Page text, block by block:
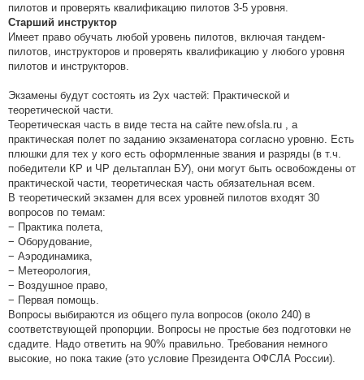
пилотов и проверять квалификацию пилотов 3-5 уровня.
Старший инструктор
Имеет право обучать любой уровень пилотов, включая тандем-
пилотов, инструкторов и проверять квалификацию у любого уровня
пилотов и инструкторов.
Экзамены будут состоять из 2ух частей: Практической и
теоретической части.
Теоретическая часть в виде теста на сайте new.ofsla.ru , а
практическая полет по заданию экзаменатора согласно уровню. Есть
плюшки для тех у кого есть оформленные звания и разряды (в т.ч.
победители КР и ЧР дельтаплан БУ), они могут быть освобождены от
практической части, теоретическая часть обязательная всем.
В теоретический экзамен для всех уровней пилотов входят 30
вопросов по темам:
− Практика полета,
− Оборудование,
− Аэродинамика,
− Метеорология,
− Воздушное право,
− Первая помощь.
Вопросы выбираются из общего пула вопросов (около 240) в
соответствующей пропорции. Вопросы не простые без подготовки не
сдадите. Надо ответить на 90% правильно. Требования немного
высокие, но пока такие (это условие Президента ОФСЛА России).